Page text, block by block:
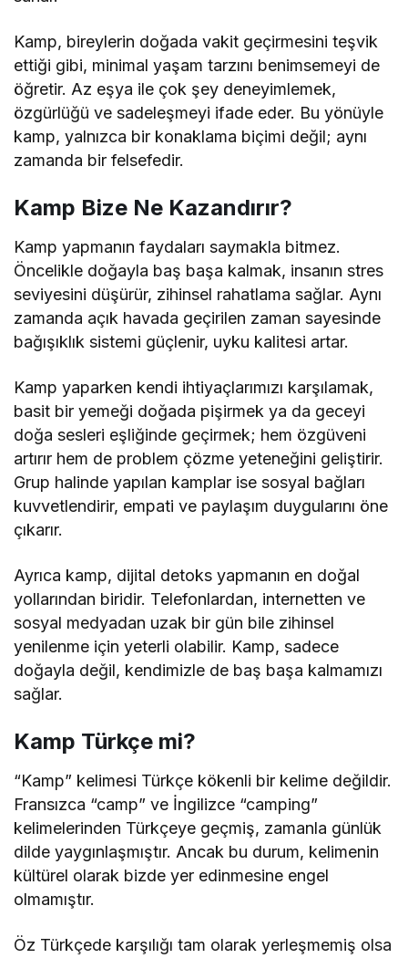
Kamp, bireylerin doğada vakit geçirmesini teşvik
ettiği gibi, minimal yaşam tarzını benimsemeyi de
öğretir. Az eşya ile çok şey deneyimlemek,
özgürlüğü ve sadeleşmeyi ifade eder. Bu yönüyle
kamp, yalnızca bir konaklama biçimi değil; aynı
zamanda bir felsefedir.
Kamp Bize Ne Kazandırır?
Kamp yapmanın faydaları saymakla bitmez.
Öncelikle doğayla baş başa kalmak, insanın stres
seviyesini düşürür, zihinsel rahatlama sağlar. Aynı
zamanda açık havada geçirilen zaman sayesinde
bağışıklık sistemi güçlenir, uyku kalitesi artar.
Kamp yaparken kendi ihtiyaçlarımızı karşılamak,
basit bir yemeği doğada pişirmek ya da geceyi
doğa sesleri eşliğinde geçirmek; hem özgüveni
artırır hem de problem çözme yeteneğini geliştirir.
Grup halinde yapılan kamplar ise sosyal bağları
kuvvetlendirir, empati ve paylaşım duygularını öne
çıkarır.
Ayrıca kamp, dijital detoks yapmanın en doğal
yollarından biridir. Telefonlardan, internetten ve
sosyal medyadan uzak bir gün bile zihinsel
yenilenme için yeterli olabilir. Kamp, sadece
doğayla değil, kendimizle de baş başa kalmamızı
sağlar.
Kamp Türkçe mi?
“Kamp” kelimesi Türkçe kökenli bir kelime değildir.
Fransızca “camp” ve İngilizce “camping”
kelimelerinden Türkçeye geçmiş, zamanla günlük
dilde yaygınlaşmıştır. Ancak bu durum, kelimenin
kültürel olarak bizde yer edinmesine engel
olmamıştır.
Öz Türkçede karşılığı tam olarak yerleşmemiş olsa